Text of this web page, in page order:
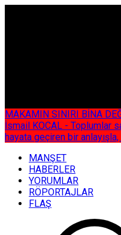
MAKAMIN SINIRI BİNA
İsmail KOCAL - Toplumlar
hayata geçiren bir
MANŞET
HABERLER
YORUMLAR
RÖPORTAJLAR
FLAŞ